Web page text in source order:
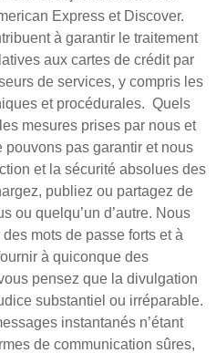
Express et Discover.
à garantir le traitement
aux cartes de crédit par
de services, y compris les
et procédurales. ​ Quels
mesures prises par nous et
pouvons pas garantir et nous
et la sécurité absolues des
publiez ou partagez de
ou quelqu’un d’autre. Nous
mots de passe forts et à
à quiconque des
pensez que la divulgation
substantiel ou irréparable.
instantanés n’étant
de communication sûres,